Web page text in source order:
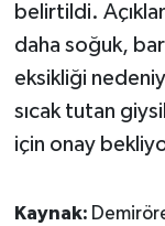
belirtildi.
daha soğuk,
eksikliği
sıcak tutan
için onay
Kaynak:
Son Dakika
Yerel